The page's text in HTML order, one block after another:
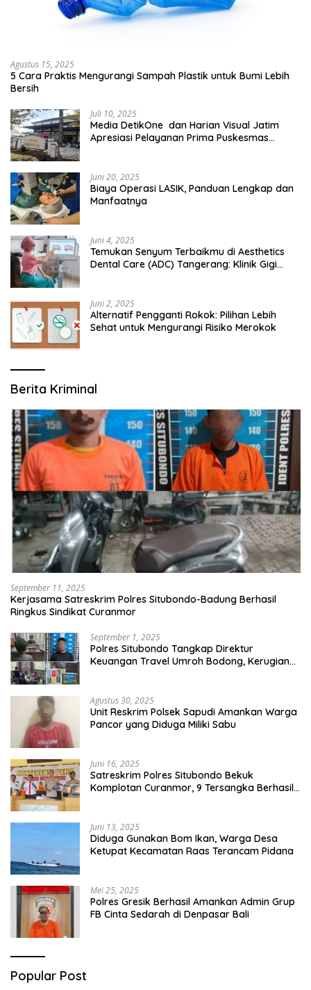
Agustus 15, 2025
5 Cara Praktis Mengurangi Sampah Plastik untuk Bumi Lebih
Bersih
Juli 10, 2025
Media DetikOne dan Harian Visual Jatim
Apresiasi Pelayanan Prima Puskesmas
Juni 20, 2025
Biaya Operasi LASIK, Panduan Lengkap dan
Manfaatnya
Juni 4, 2025
Temukan Senyum Terbaikmu di Aesthetics
Dental Care (ADC) Tangerang: Klinik Gigi
Juni 2, 2025
Alternatif Pengganti Rokok: Pilihan Lebih
Sehat untuk Mengurangi Risiko Merokok
Berita Kriminal
September 11, 2025
Kerjasama Satreskrim Polres Situbondo-Badung Berhasil
Ringkus Sindikat Curanmor
September 1, 2025
Polres Situbondo Tangkap Direktur
Keuangan Travel Umroh Bodong, Kerugian
Agustus 30, 2025
Unit Reskrim Polsek Sapudi Amankan Warga
Pancor yang Diduga Miliki Sabu
Juni 16, 2025
Satreskrim Polres Situbondo Bekuk
Komplotan Curanmor, 9 Tersangka Berhasil
Juni 13, 2025
Diduga Gunakan Bom Ikan, Warga Desa
Ketupat Kecamatan Raas Terancam Pidana
Mei 25, 2025
Polres Gresik Berhasil Amankan Admin Grup
FB Cinta Sedarah di Denpasar Bali
Popular Post